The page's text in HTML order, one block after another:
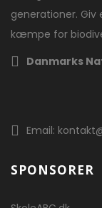
generationer.
kæmpe for
Danmarks
Email:
SPONSORER